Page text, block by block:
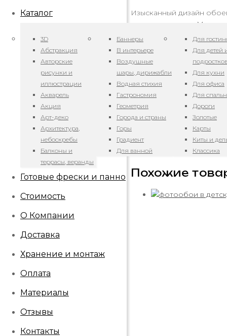
Каталог
3D
Абстракция
Авторские
рисунки и
иллюстрации
Акварель
Акция
Арт-деко
Архитектура,
небоскребы
Балконы и
террасы, веранды
Баннеры
В интерьере
Воздушные
шары, дирижабли
Водная стихия
Гастрономия
Геометрия
Города и страны
Горы
Градиент
Для ванной
Для
Для детей
Для кухни
Для офиса
Для
Дороги
Золотые
Карты
Киты и
Классика
Готовые фрески и панно
Стоимость
О Компании
Доставка
Хранение и монтаж
Оплата
Материалы
Отзывы
Контакты
Изысканный дизайн
неповторимость. Мы
Эти фотообои станут
стилями интерьера, от
Заказывая у нас
способное преобразить
Материал
BOUNTY,
MATTE,
Похожие